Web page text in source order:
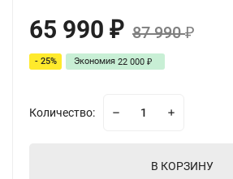
65 990 ₽ 87 990₽
- 25% Экономия 22 000 ₽
Количество:
В КОРЗИНУ